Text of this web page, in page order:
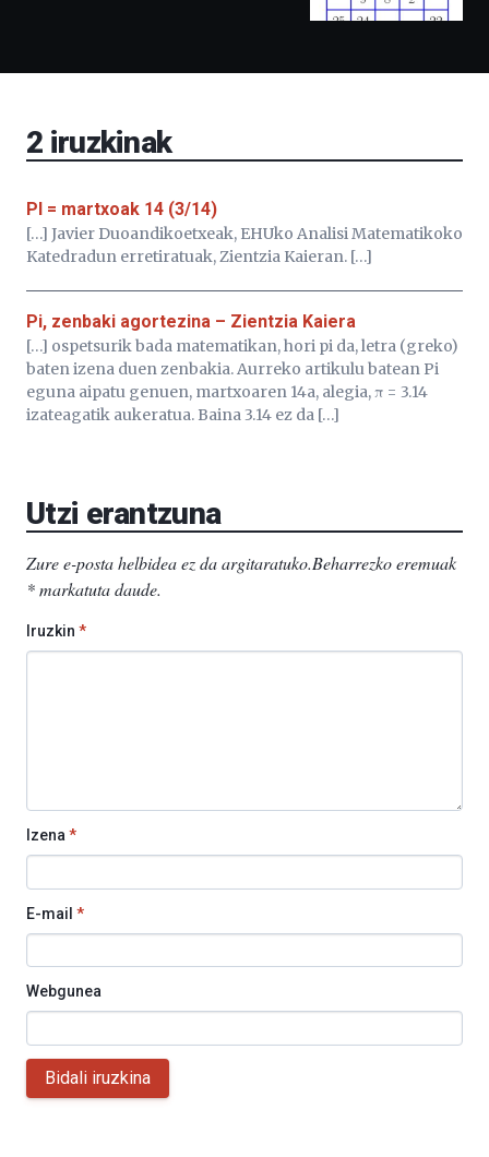
Bizkaia
2 iruzkinak
PI = martxoak 14 (3/14)
[…] Javier Duoandikoetxeak, EHUko Analisi Matematikoko
Katedradun erretiratuak, Zientzia Kaieran. […]
Pi, zenbaki agortezina – Zientzia Kaiera
[…] ospetsurik bada matematikan, hori pi da, letra (greko)
baten izena duen zenbakia. Aurreko artikulu batean Pi
eguna aipatu genuen, martxoaren 14a, alegia, π = 3.14
izateagatik aukeratua. Baina 3.14 ez da […]
Utzi erantzuna
Zure e-posta helbidea ez da argitaratuko.Beharrezko eremuak
*markatuta daude.
Iruzkin *
Izena*
E-mail *
Webgunea
Bidali iruzkina